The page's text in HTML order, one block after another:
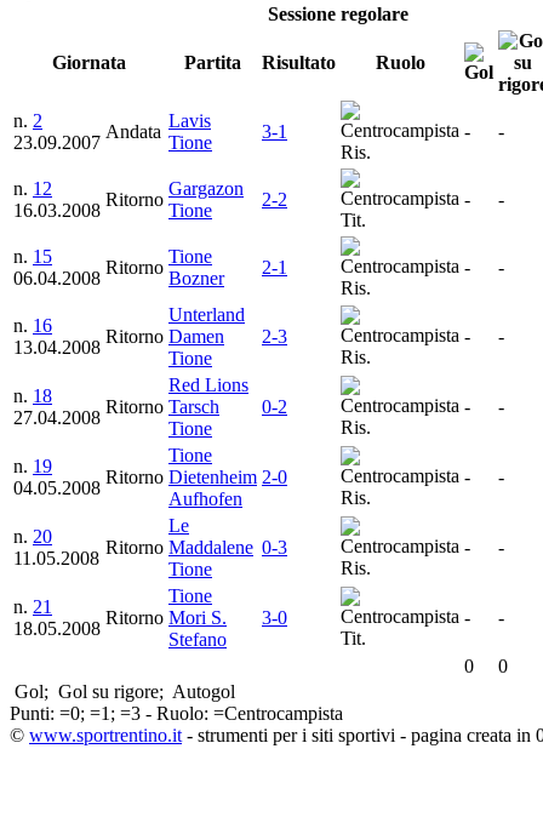
Sessione regolare
Giornata Partita Risultato Ruolo
n. 2
23.09.2007
Andata
Lavis
Tione
3-1
Ris.
- -
n. 12
16.03.2008
Ritorno
Gargazon
Tione
2-2
Tit.
- -
n. 15
06.04.2008
Ritorno
Tione
Bozner
2-1
Ris.
- -
n. 16
13.04.2008
Ritorno
Unterland
Damen
Tione
2-3
Ris.
- -
n. 18
27.04.2008
Ritorno
Red Lions
Tarsch
Tione
0-2
Ris.
- -
n. 19
04.05.2008
Ritorno
Tione
Dietenheim
Aufhofen
2-0
Ris.
- -
n. 20
11.05.2008
Ritorno
Le
Maddalene
Tione
0-3
Ris.
- -
n. 21
18.05.2008
Ritorno
Tione
Mori S.
Stefano
3-0
Tit.
- -
0
0
Gol; Gol su rigore; Autogol
Punti: =0; =1; =3 - Ruolo: =Centrocampista
© www.sportrentino.it - strumenti per i siti sportivi - pagina creata in